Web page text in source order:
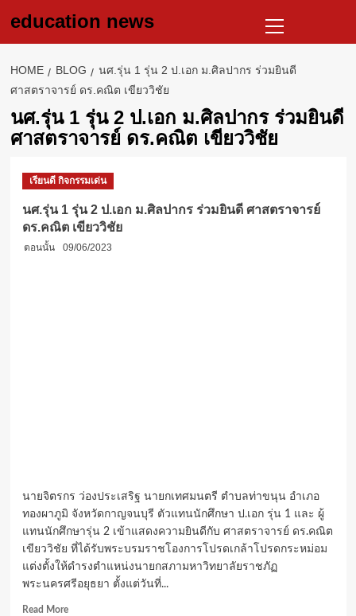
education news
Menu
HOME BLOG
นศ.รุ่น 1 รุ่น 2 ป.เอก ม.ศิลปากร ร่วมยินดี
ศาสตราจารย์ ดร.คณิต เขียววิชัย
นศ.รุ่น 1 รุ่น 2 ป.เอก ม.ศิลปากร ร่วมยินดี
ศาสตราจารย์ ดร.คณิต เขียววิชัย
เรียนดี กิจกรรมเด่น
นศ.รุ่น 1 รุ่น 2 ป.เอก ม.ศิลปากร ร่วมยินดี ศาสตราจารย์
ดร.คณิต เขียววิชัย
ตอนนั้น 09/06/2023
นายจิตรกร ว่องประเสริฐ นายกเทศมนตรี ตำบลท่าขนุน อำเภอ
ทองผาภูมิ จังหวัดกาญจนบุรี ตัวแทนนักศึกษา ป.เอก รุ่น 1 และ ผู้
แทนนักศึกษารุ่น 2 เข้าแสดงความยินดีกับ ศาสตราจารย์ ดร.คณิต
เขียววิชัย ที่ได้รับพระบรมราชโองการโปรดเกล้าโปรดกระหม่อม
แต่งตั้งให้ดำรงตำแหน่งนายกสภามหาวิทยาลัยราชภัฏ
พระนครศรีอยุธยา ตั้งแต่วันที่...
Read MoreRead